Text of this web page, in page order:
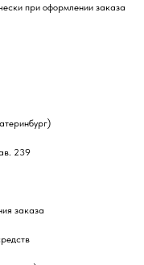
при оформлении заказа
239
заказа